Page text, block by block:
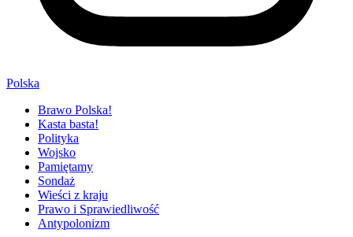
Polska
Brawo Polska!
Kasta basta!
Polityka
Wojsko
Pamiętamy
Sondaż
Wieści z kraju
Prawo i Sprawiedliwość
Antypolonizm